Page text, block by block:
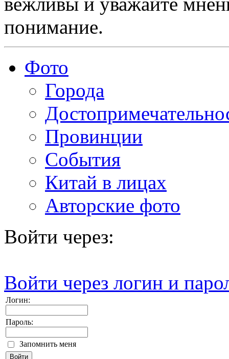
понимание.
Фото
Города
Провинции
События
Китай в лицах
Авторские фото
Войти через:
Войти через логин и
Логин:
Пароль:
Запомнить меня